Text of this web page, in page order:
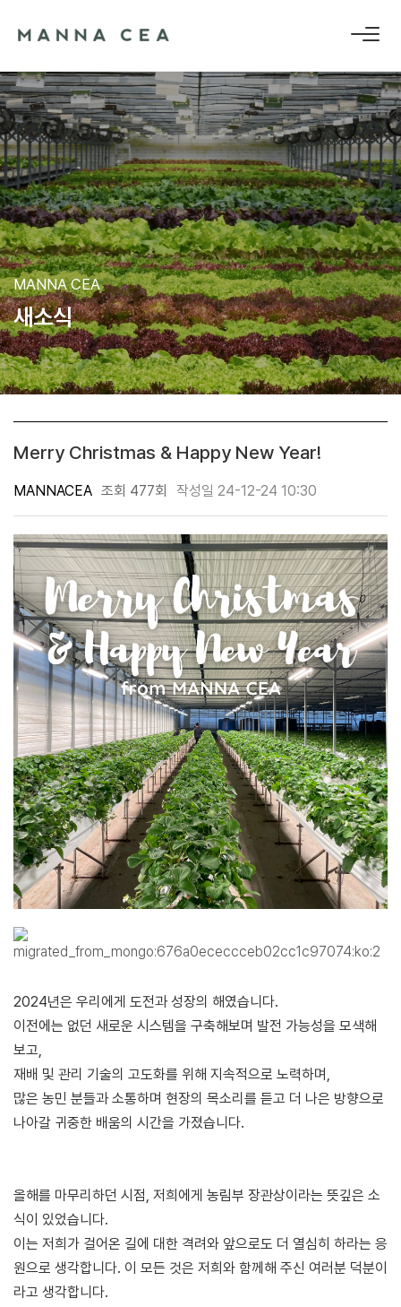
MANNA CEA
새소식
Merry Christmas & Happy New Year!
MANNACEA 조회 477회 작성일 24-12-24 10:30
2024년은 우리에게 도전과 성장의 해였습니다.
이전에는 없던 새로운 시스템을 구축해보며 발전 가능성을 모색해
보고,
재배 및 관리 기술의 고도화를 위해 지속적으로 노력하며,
많은 농민 분들과 소통하며 현장의 목소리를 듣고 더 나은 방향으로
나아갈 귀중한 배움의 시간을 가졌습니다.
올해를 마무리하던 시점, 저희에게 농림부 장관상이라는 뜻깊은 소
식이 있었습니다.
이는 저희가 걸어온 길에 대한 격려와 앞으로도 더 열심히 하라는 응
원으로 생각합니다. 이 모든 것은 저희와 함께해 주신 여러분 덕분이
라고 생각합니다.